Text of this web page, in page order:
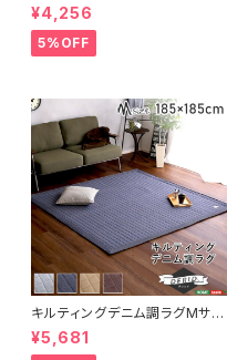
バー・ラグマットLサイズ（200×2
50cm）洗えるラグマット｜ナル
トレア
¥4,256
5%OFF
キルティングデニム調ラグMサイ
ズ(185x185cm)オールシーズ
ン、滑り止め付き、手洗い対応【D
¥5,681